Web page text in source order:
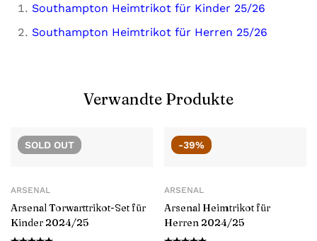
Southampton Heimtrikot für Kinder 25/26
Southampton Heimtrikot für Herren 25/26
Verwandte Produkte
SOLD OUT
ARSENAL
Arsenal Torwarttrikot-Set für
Kinder 2024/25
-39%
ARSENAL
Arsenal Heimtrikot für
Herren 2024/25